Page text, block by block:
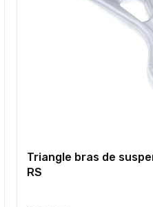
Triangle bras de
RS